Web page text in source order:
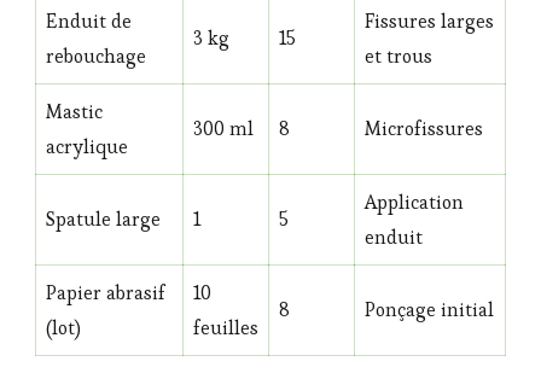
Enduit de
rebouchage
3 kg 15
Fissures larges
et trous
Mastic
acrylique
300 ml 8 Microfissures
Spatule large 1 5
Application
enduit
Papier abrasif
(lot)
10
feuilles
8 Ponçage initial